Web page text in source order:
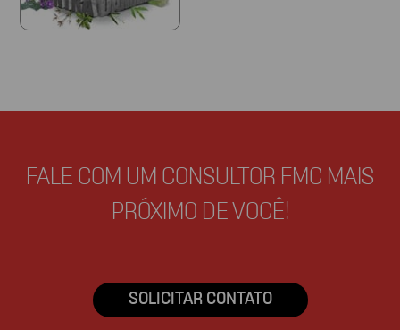
FALE COM UM CONSULTOR FMC MAIS
PRÓXIMO DE VOCÊ!
SOLICITAR CONTATO